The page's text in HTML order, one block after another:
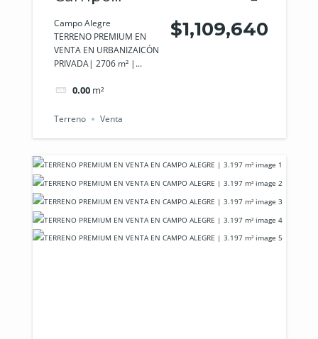
Alegre
Campo Alegre
TERRENO PREMIUM EN
VENTA EN URBANIZAICÓN
PRIVADA| 2706 m² |...
0.00 m²
$1,109,640
Terreno Venta